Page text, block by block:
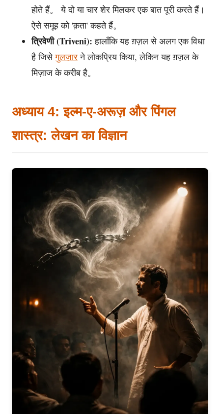
होते हैं。 ये दो या चार शेर मिलकर एक बात पूरी करते हैं।
ऐसे समूह को 'क़ता' कहते हैं。
त्रिवेणी (Triveni): हालाँकि यह ग़ज़ल से अलग एक विधा
है जिसेगुलज़ारने लोकप्रिय किया, लेकिन यह ग़ज़ल के
मिज़ाज के करीब है。
अध्याय 4: इल्म-ए-अरूज़ और पिंगल
शास्त्र: लेखन का विज्ञान